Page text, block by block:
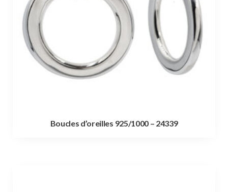
Boucles d’oreilles 925/1000 – 24339